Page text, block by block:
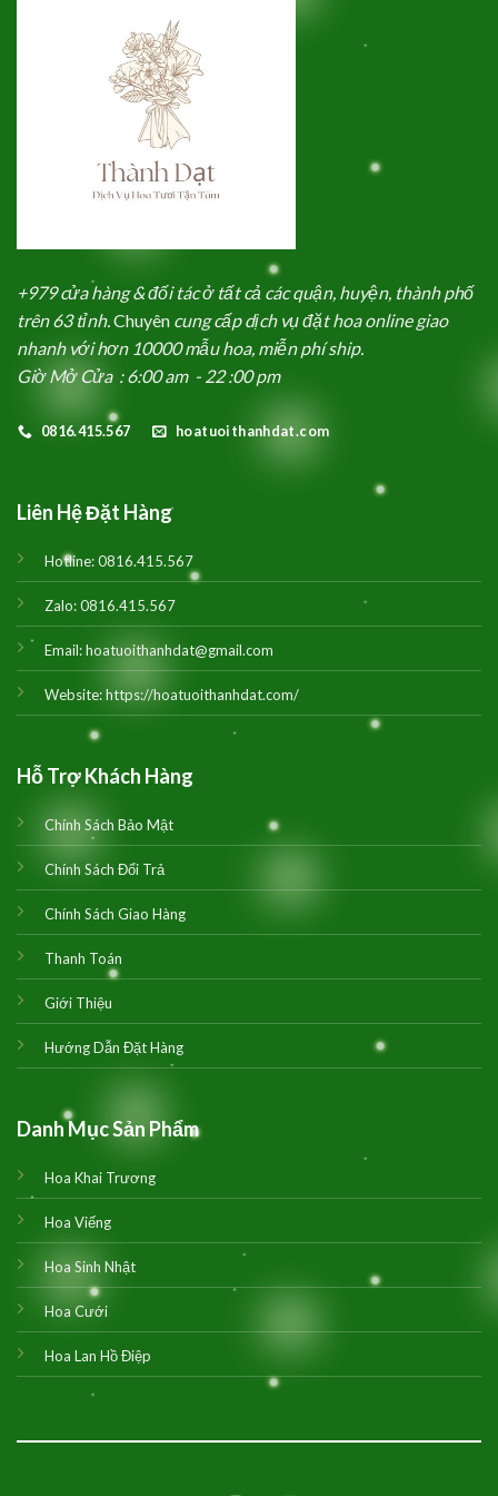
+979 cửa hàng & đối tác ở tất cả các quận, huyện, thành phố
trên 63 tỉnh.Chuyên cung cấp dịch vụ đặt hoa online giao
nhanh với hơn 10000 mẫu hoa, miễn phí ship.
Giờ Mở Cửa : 6:00 am - 22 :00 pm
0816.415.567 hoatuoithanhdat.com
Liên Hệ Đặt Hàng
Hotline:0816.415.567
Zalo:0816.415.567
Email:hoatuoithanhdat@gmail.com
Website:https://hoatuoithanhdat.com/
Hỗ Trợ Khách Hàng
Chính Sách Bảo Mật
Chính Sách Đổi Trả
Chính Sách Giao Hàng
Thanh Toán
Giới Thiệu
Hướng Dẫn Đặt Hàng
Danh Mục Sản Phẩm
Hoa Khai Trương
Hoa Viếng
Hoa Sinh Nhật
Hoa Cưới
Hoa Lan Hồ Điệp